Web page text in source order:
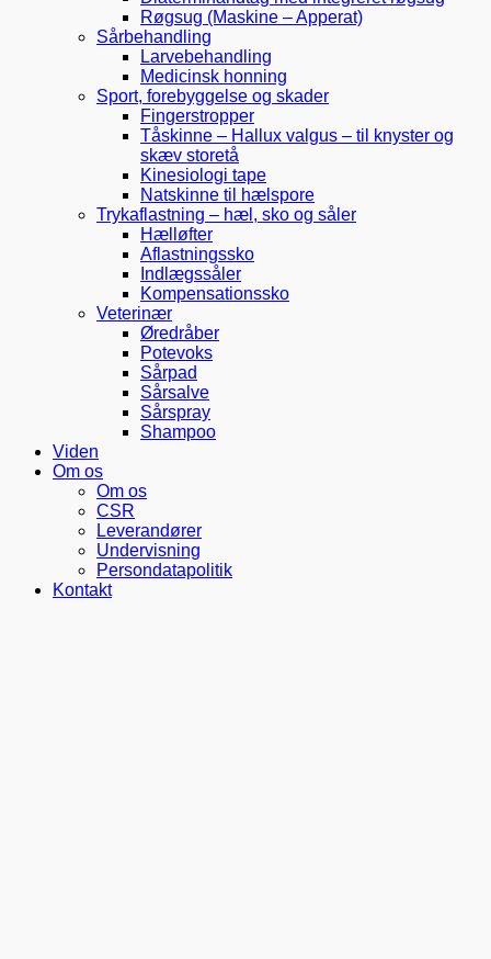
Røgsug (Maskine – Apperat)
Sårbehandling
Larvebehandling
Medicinsk honning
Sport, forebyggelse og skader
Fingerstropper
Tåskinne – Hallux valgus – til knyster og
skæv storetå
Kinesiologi tape
Natskinne til hælspore
Trykaflastning – hæl, sko og såler
Hælløfter
Aflastningssko
Indlægssåler
Kompensationssko
Veterinær
Øredråber
Potevoks
Sårpad
Sårsalve
Sårspray
Shampoo
Viden
Om os
Om os
CSR
Leverandører
Undervisning
Persondatapolitik
Kontakt